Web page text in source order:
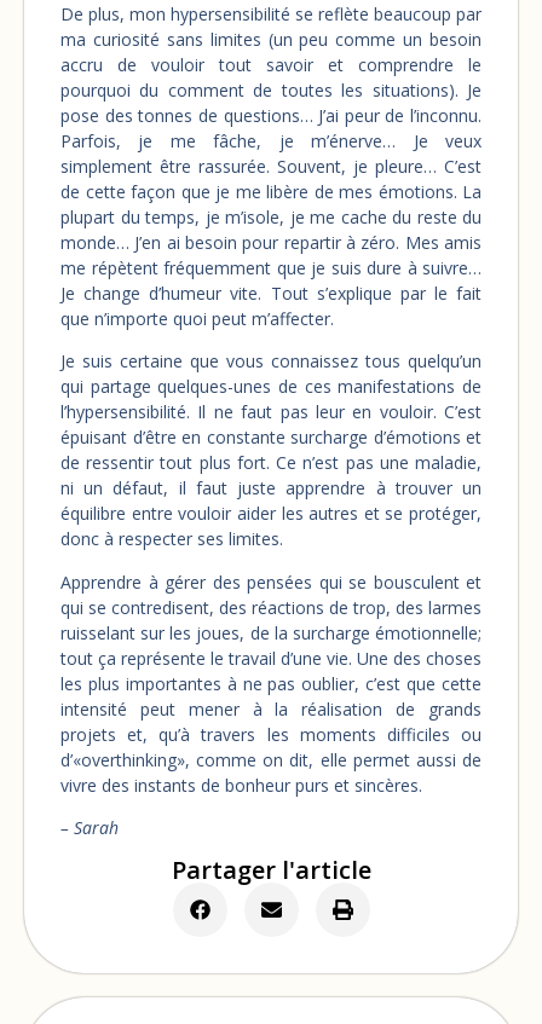
De plus, mon hypersensibilité se reflète beaucoup par
ma curiosité sans limites (un peu comme un besoin
accru de vouloir tout savoir et comprendre le
pourquoi du comment de toutes les situations). Je
pose des tonnes de questions… J’ai peur de l’inconnu.
Parfois, je me fâche, je m’énerve… Je veux
simplement être rassurée. Souvent, je pleure… C’est
de cette façon que je me libère de mes émotions. La
plupart du temps, je m’isole, je me cache du reste du
monde… J’en ai besoin pour repartir à zéro. Mes amis
me répètent fréquemment que je suis dure à suivre…
Je change d’humeur vite. Tout s’explique par le fait
que n’importe quoi peut m’affecter.
Je suis certaine que vous connaissez tous quelqu’un
qui partage quelques-unes de ces manifestations de
l’hypersensibilité. Il ne faut pas leur en vouloir. C’est
épuisant d’être en constante surcharge d’émotions et
de ressentir tout plus fort. Ce n’est pas une maladie,
ni un défaut, il faut juste apprendre à trouver un
équilibre entre vouloir aider les autres et se protéger,
donc à respecter ses limites.
Apprendre à gérer des pensées qui se bousculent et
qui se contredisent, des réactions de trop, des larmes
ruisselant sur les joues, de la surcharge émotionnelle;
tout ça représente le travail d’une vie. Une des choses
les plus importantes à ne pas oublier, c’est que cette
intensité peut mener à la réalisation de grands
projets et, qu’à travers les moments difficiles ou
d’«overthinking», comme on dit, elle permet aussi de
vivre des instants de bonheur purs et sincères.
– Sarah
Partager l'article